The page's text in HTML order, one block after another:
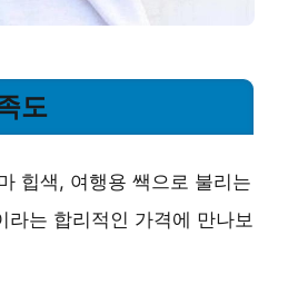
도
힙색, 여행용 쌕으로 불리는
는 합리적인 가격에 만나보